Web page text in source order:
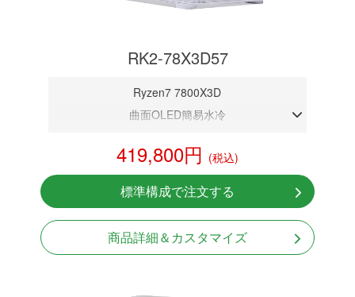
RK2-78X3D57
Ryzen7 7800X3D
曲面OLED簡易水冷
RTX 5070 12GB
NVMeSSD 1TB
無線LAN Bluetooth対応
Windows11 Home 64bit
419,800円 (税込)
標準構成で注文する
商品詳細＆カスタマイズ